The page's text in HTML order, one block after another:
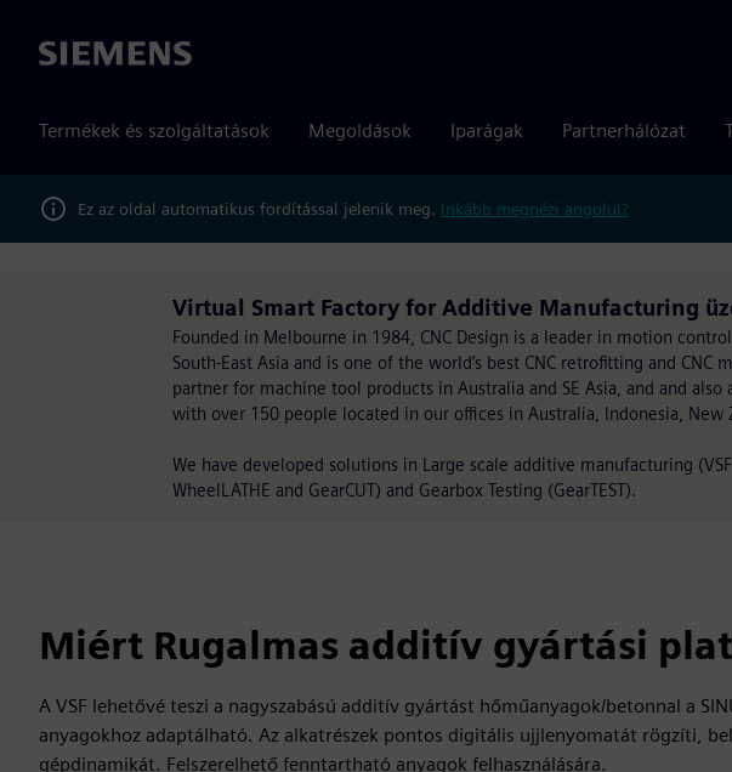
Siemens
Termékek és szolgáltatások Megoldások Iparágak Partnerhálózat
Ez az oldal automatikus fordítással jelenik meg. Inkább megnézi angolul?
Virtual Smart Factory for Additive Manufacturing
Founded in Melbourne in 1984, CNC Design is a leader in motion
South-East Asia and is one of the world’s best CNC retrofitting and
partner for machine tool products in Australia and SE Asia, and and
with over 150 people located in our offices in Australia, Indonesia, New
We have developed solutions in Large scale additive manufacturing
WheelLATHE and GearCUT) and Gearbox Testing (GearTEST).
Miért Rugalmas additív gyártási
A VSF lehetővé teszi a nagyszabású additív gyártást hőműanyagok/betonnal a
anyagokhoz adaptálható. Az alkatrészek pontos digitális ujjlenyomatát rögzíti,
gépdinamikát. Felszerelhető fenntartható anyagok felhasználására.